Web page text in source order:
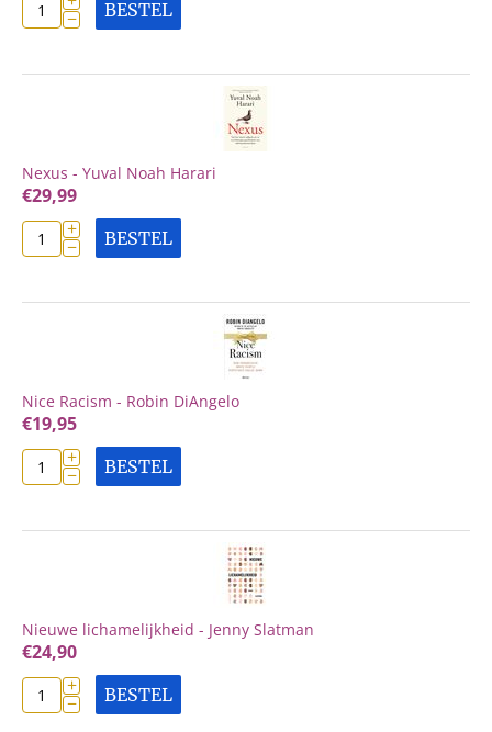
− BESTEL
Nexus - Yuval Noah Harari
€29,99
+
− BESTEL
Nice Racism - Robin DiAngelo
€19,95
+
− BESTEL
Nieuwe lichamelijkheid - Jenny Slatman
€24,90
+
− BESTEL